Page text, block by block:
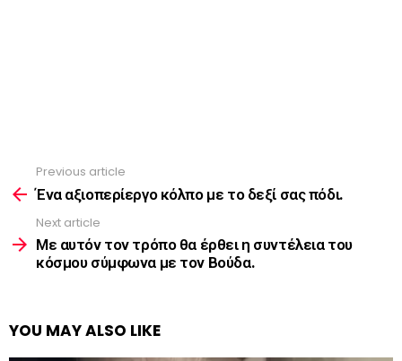
more
Previous article
Ένα αξιοπερίεργο κόλπο με το δεξί σας πόδι.
Next article
Με αυτόν τον τρόπο θα έρθει η συντέλεια του
κόσμου σύμφωνα με τον Βούδα.
YOU MAY ALSO LIKE